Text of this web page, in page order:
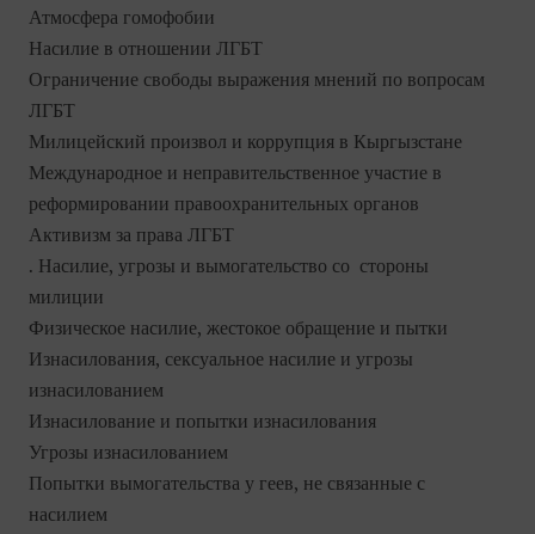
Атмосфера гомофобии
Насилие в отношении ЛГБТ
Ограничение свободы выражения мнений по вопросам
ЛГБТ
Милицейский произвол и коррупция в Кыргызстане
Международное и неправительственное участие в
реформировании правоохранительных органов
Активизм за права ЛГБТ
. Насилие, угрозы и вымогательство со стороны
милиции
Физическое насилие, жестокое обращение и пытки
Изнасилования, сексуальное насилие и угрозы
изнасилованием
Изнасилование и попытки изнасилования
Угрозы изнасилованием
Попытки вымогательства у геев, не связанные с
насилием